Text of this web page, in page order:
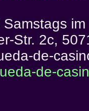
Samstags im
Str. 2c,
de-
de-